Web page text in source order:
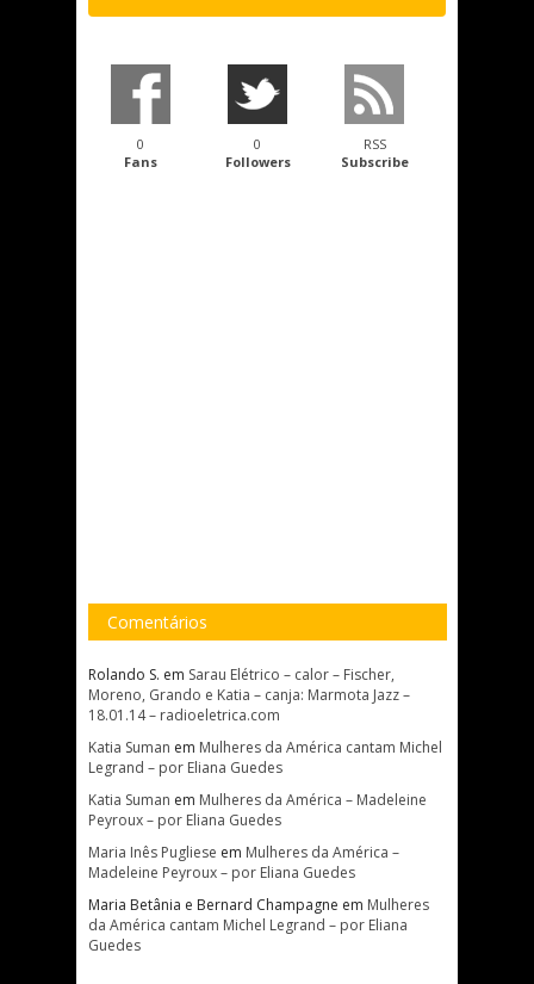
0
Fans
0
Followers
RSS
Subscribe
Comentários
Rolando S. em Sarau Elétrico – calor – Fischer,
Moreno, Grando e Katia – canja: Marmota Jazz –
18.01.14 – radioeletrica.com
Katia Suman em Mulheres da América cantam Michel
Legrand – por Eliana Guedes
Katia Suman em Mulheres da América – Madeleine
Peyroux – por Eliana Guedes
Maria Inês Pugliese em Mulheres da América –
Madeleine Peyroux – por Eliana Guedes
Maria Betânia e Bernard Champagne em Mulheres
da América cantam Michel Legrand – por Eliana
Guedes